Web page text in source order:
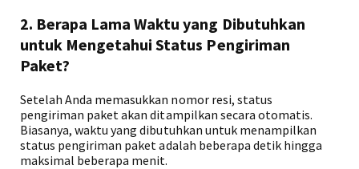
2. Berapa Lama Waktu yang Dibutuhkan
untuk Mengetahui Status Pengiriman
Paket?
Setelah Anda memasukkan nomor resi, status
pengiriman paket akan ditampilkan secara otomatis.
Biasanya, waktu yang dibutuhkan untuk menampilkan
status pengiriman paket adalah beberapa detik hingga
maksimal beberapa menit.